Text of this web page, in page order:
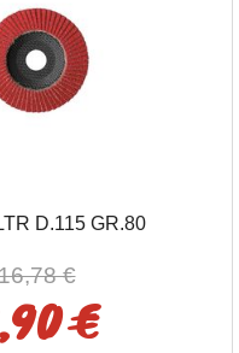
D.115 GR.80
€
€